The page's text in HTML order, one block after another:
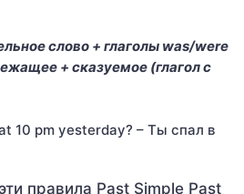
слово + глаголы was/were
+ сказуемое (глагол с
10 pm yesterday? – Ты спал в
правила Past Simple Past